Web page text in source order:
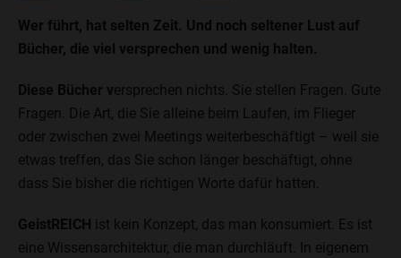
Wer führt, hat selten Zeit. Und noch seltener Lust auf
Bücher, die viel versprechen und wenig halten.
Diese Bücher versprechen nichts. Sie stellen Fragen. Gute
Fragen. Die Art, die Sie alleine beim Laufen, im Flieger
oder zwischen zwei Meetings weiterbeschäftigt – weil sie
etwas treffen, das Sie schon länger beschäftigt, ohne
dass Sie bisher die richtigen Worte dafür hatten.
GeistREICH
ist kein Konzept, das man konsumiert. Es ist
eine Wissensarchitektur, die man durchläuft. In eigenem